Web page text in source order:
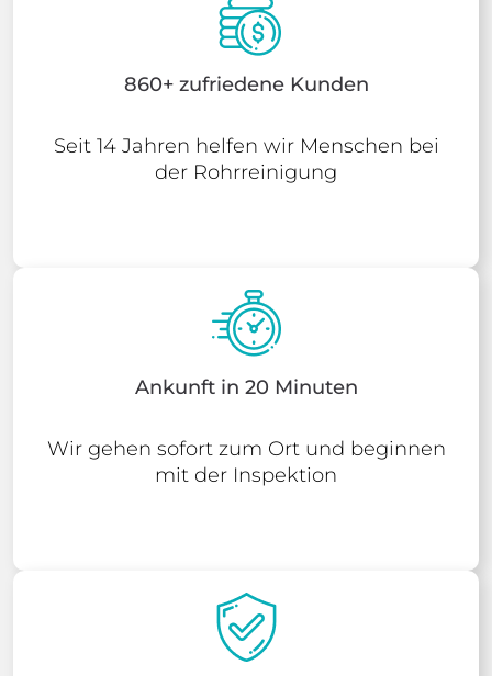
860+ zufriedene Kunden
Seit 14 Jahren helfen wir Menschen bei
der Rohrreinigung
Ankunft in 20 Minuten
Wir gehen sofort zum Ort und beginnen
mit der Inspektion